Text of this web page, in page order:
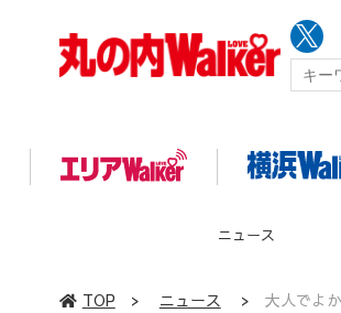
イベント
TOP > ニュース > 大人でよ